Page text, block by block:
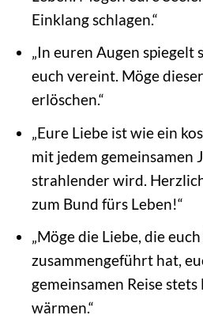
Einklang schlagen.“
„In euren Augen spiegelt
euch vereint. Möge
erlöschen.“
„Eure Liebe ist wie ein
mit jedem gemeinsamen
strahlender wird.
zum Bund fürs Leben!“
„Möge die Liebe, die
zusammengeführt hat,
gemeinsamen Reise
wärmen.“